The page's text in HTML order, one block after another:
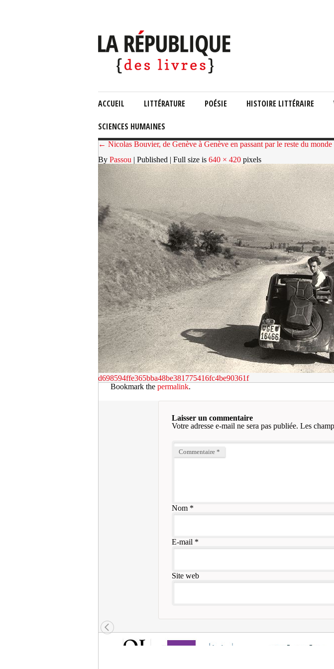
ACCUEIL LITTÉRATURE POÉSIE HISTOIRE LITTÉRAIRE
SCIENCES HUMAINES
← Nicolas Bouvier, de Genève à Genève en passant par le reste du monde
By Passou | Published | Full size is 640 × 420 pixels
d698594ffe365bba48be381775416fc4be90361f
Bookmark the permalink.
Laisser un commentaire
Votre adresse e-mail ne sera pas publiée. Les
Commentaire *
Nom*
E-mail *
Site web